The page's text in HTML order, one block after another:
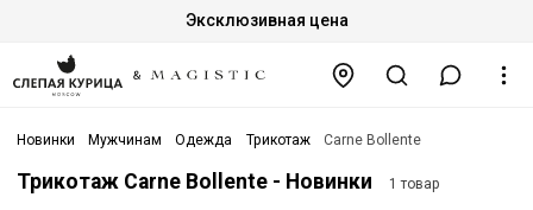
Эксклюзивная цена
Новинки Мужчинам Одежда Трикотаж Carne Bollente
Трикотаж Carne Bollente - Новинки 1 товар